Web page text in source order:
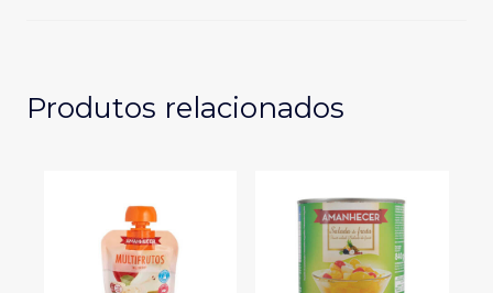
c/12
Produtos relacionados